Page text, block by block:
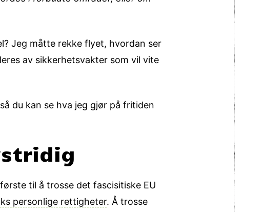
Jeg måtte rekke flyet, hvordan ser
av sikkerhetsvakter som vil vite
du kan se hva jeg gjør på fritiden
til å trosse det fascisitiske EU
personlige rettigheter. Å trosse